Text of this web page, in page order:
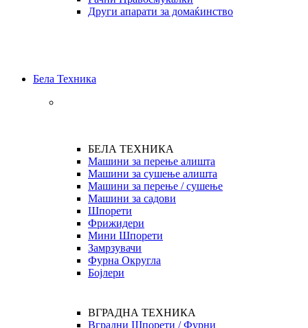
Други апарати за домаќинство
Бела Техника
БЕЛА ТЕХНИКА
Машини за перење алишта
Машини за сушење алишта
Машини за перење / сушење
Машини за садови
Шпорети
Фрижидери
Мини Шпорети
Замрзувачи
Фурна Округла
Бојлери
ВГРАДНА ТЕХНИКА
Вградни Шпорети / Фурни